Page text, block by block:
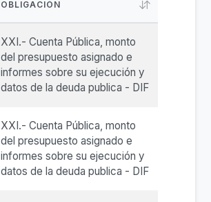
OBLIGACIÓN
XXI.- Cuenta Pública, monto
del presupuesto asignado e
informes sobre su ejecución y
datos de la deuda publica - DIF
XXI.- Cuenta Pública, monto
del presupuesto asignado e
informes sobre su ejecución y
datos de la deuda publica - DIF